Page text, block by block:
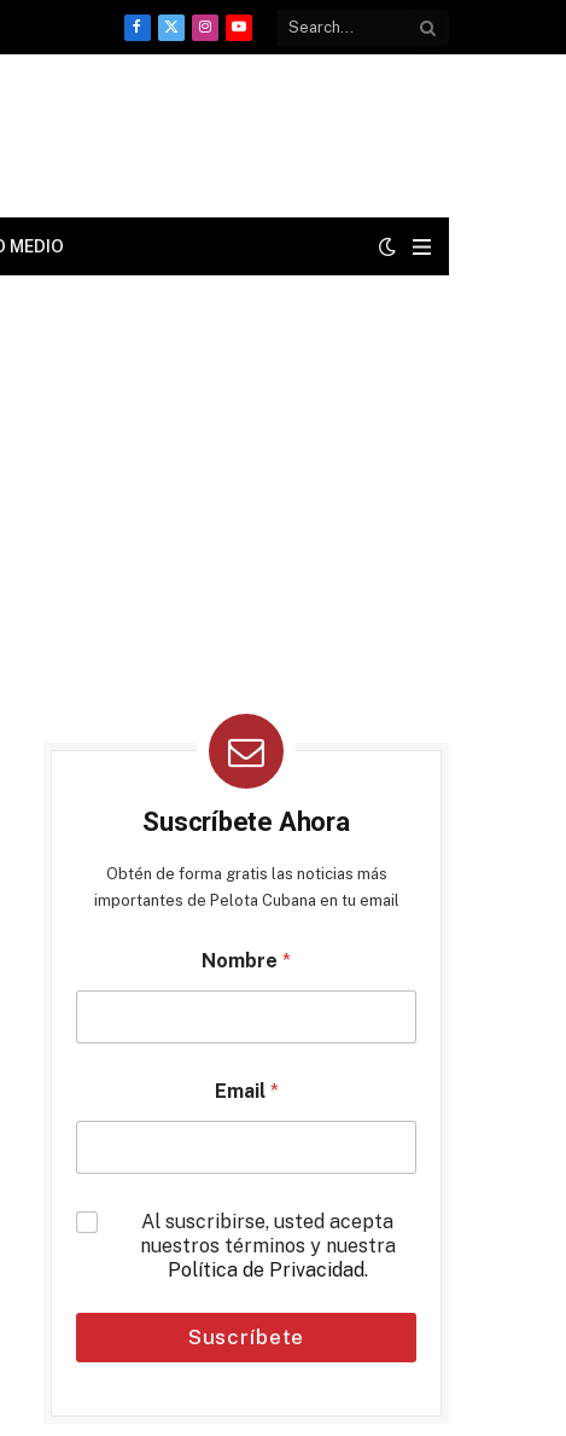
Facebook
X
InstagramYouTube
MEDIO
Suscríbete Ahora
Obtén de forma gratis las noticias más
importantes de Pelota Cubana en tu email
Nombre *
Email *
*
Al suscribirse, usted acepta
nuestros términos y nuestra
Política de Privacidad.
Suscríbete